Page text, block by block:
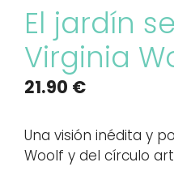
El jardín
Virginia
21.90 €
Una visión inédita y
Woolf y del círculo